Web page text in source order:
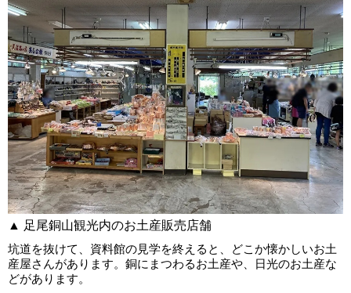
▲ 足尾銅山観光内のお土産販売店舗
坑道を抜けて、資料館の見学を終えると、どこか懐かしいお土
産屋さんがあります。銅にまつわるお土産や、日光のお土産な
どがあります。